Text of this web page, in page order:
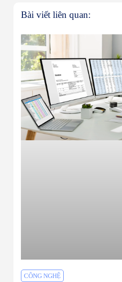
Bài viết liên quan:
CÔNG NGHỆ